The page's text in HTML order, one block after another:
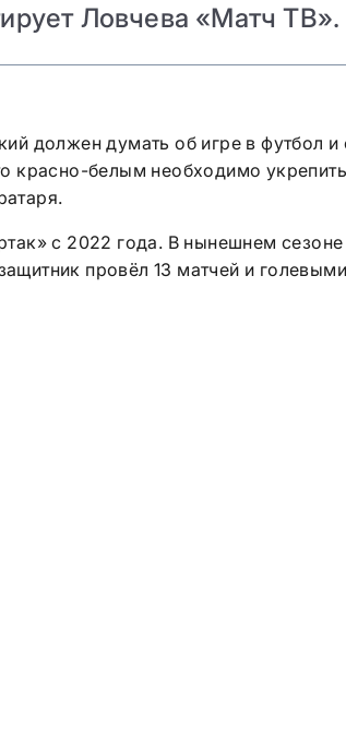
Ловчева «Матч ТВ».
должен думать об игре в футбол и
красно-белым необходимо укрепить
с 2022 года. В нынешнем сезоне
провёл 13 матчей и голевыми